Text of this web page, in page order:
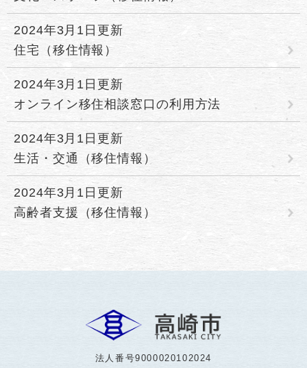
2024年3月1日更新
住宅（移住情報）
2024年3月1日更新
オンライン移住相談窓口の利用方法
2024年3月1日更新
生活・交通（移住情報）
2024年3月1日更新
高齢者支援（移住情報）
法人番号9000020102024